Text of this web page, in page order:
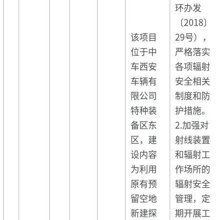
该项目
位于中
车西安
车辆有
限公司
特种装
备区东
区，建
设内容
为利用
原有预
留空地
新建探
环办发
〔2018〕
29号），
严格落实
各项辐射
安全相关
制度和防
护措施。
2.加强对
射线装置
和辐射工
作场所的
辐射安全
管理，定
期开展工